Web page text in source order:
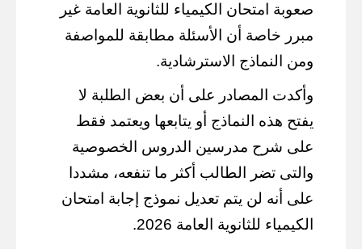
صعوبة امتحان الكيمياء للثانوية العامة غير
مبرر خاصة أن الأسئلة مطابقة للمواصفة
ومن النماذج الاسترشادية.
وأكدت المصادر على أن بعض الطلبة لا
يفتح هذه النماذج أو يتابعها ويعتمد فقط
على شرح مدرسين الدروس الخصوصية
والتى تضر الطالب أكثر ما تنفعه، مشددا
على أنه لن يتم تعديل نموذج إجابة امتحان
الكيمياء للثانوية العامة 2026.